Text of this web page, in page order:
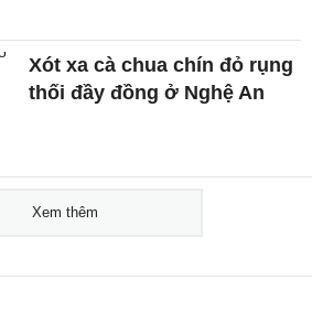
Xót xa cà chua chín đỏ rụng
thối đầy đồng ở Nghệ An
Xem thêm